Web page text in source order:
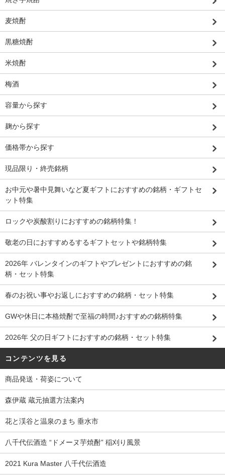
麦焼酎
黒糖焼酎
米焼酎
梅酒
容量から探す
麹から探す
価格帯から探す
現品限り・終売銘柄
お中元や暑中見舞いなど夏ギフトにおすすめの銘柄・ギフトセ
ット特集
ロックや炭酸割りにおすすめの銘柄特集！
敬老の日におすすめるするギフトセットや銘柄特集
2026年 バレンタインのギフトやプレゼントにおすすめの銘
柄・セット特集
春のお祝い事やお返しにおすすめの銘柄・セット特集
GWや休日に本格焼酎で至福の時間♪おすすめの銘柄特集
2026年 父の日ギフトにおすすめの銘柄・セット特集
コンテンツを見る
商品発送・荷姿について
森伊蔵 蔵元抽選方法案内
花と渓谷と温泉のまち 垂水市
八千代伝酒造 “ドメーヌ芋焼酎” 稲刈り風景
2021 Kura Master 八千代伝酒造